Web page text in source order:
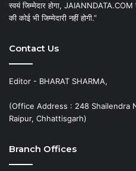
स्वयं जिम्मेदार होगा,
की कोई भी जिम्मेदारी नहीं होगी.”
Contact Us
Editor - BHARAT SHARMA,
(Office Address : 248 Shailendra
Raipur, Chhattisgarh)
Branch Offices